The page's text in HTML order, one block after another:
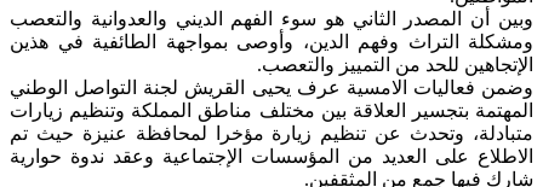
وبين أن المصدر الثاني هو سوء الفهم الديني والعدوانية والتعصب
ومشكلة التراث وفهم الدين، وأوصى بمواجهة الطائفية في هذين
الإتجاهين للحد من التمييز والتعصب.
وضمن فعاليات الامسية عرف يحيى القريش لجنة التواصل الوطني
المهتمة بتجسير العلاقة بين مختلف مناطق المملكة وتنظيم زيارات
متبادلة، وتحدث عن تنظيم زيارة مؤخرا لمحافظة عنيزة حيث تم
الاطلاع على العديد من المؤسسات الإجتماعية وعقد ندوة حوارية
شارك فيها جمع من المثقفين.